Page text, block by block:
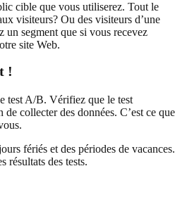
cible que vous utiliserez. Tout le
visiteurs? Ou des visiteurs d’une
un segment que si vous recevez
site Web.
!
test A/B. Vérifiez que le test
collecter des données. C’est ce que
fériés et des périodes de vacances.
résultats des tests.